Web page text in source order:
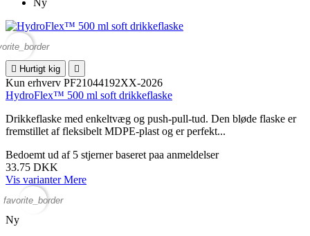
 Hurtigt kig 
Kun erhverv PF21044192XX-2026
HydroFlex™ 500 ml soft drikkeflaske
Drikkeflaske med enkeltvæg og push-pull-tud. Den bløde flaske er
fremstillet af fleksibelt MDPE-plast og er perfekt...
Bedoemt ud af 5 stjerner baseret paa anmeldelser
33.75 DKK
Vis varianterMere
favorite_border
Ny